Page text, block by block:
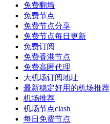
免费翻墙
免费节点
免费节点分享
免费节点每日更新
免费订阅
免费香港节点
免费高匿代理
大机场订阅地址
最新稳定好用的机场推荐
机场推荐
机场节点clash
每日免费节点